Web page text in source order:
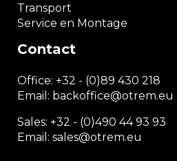
Contact
Office: +32 - (0)89 430 218
Email: backoffice@otrem.eu
Sales: +32 - (0)490 44 93 93
Email: sales@otrem.eu
Transport
Service en Montage